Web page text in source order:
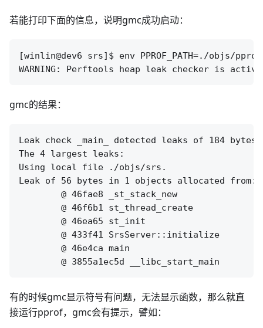
若能打印下面的信息，说明gmc成功启动：
[winlin@dev6 srs]$ env PPROF_PATH=./objs/
gmc的结果：
Leak check _main_ detected leaks of 184
The 4 largest leaks:
Using local file ./objs/srs.
Leak of 56 bytes in 1 objects allocated from:
有的时候gmc显示符号有问题，无法显示函数，那么就直
接运行pprof，gmc会有提示，譬如：